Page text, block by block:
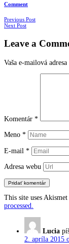
Comment
Navigácia
článkoch
Previous Post
Next Post
Leave a
Vaša e-mailová adresa
Komentár *
Meno *
E-mail *
Adresa webu
This site uses
processed.
Lucia
2. apríla 2015